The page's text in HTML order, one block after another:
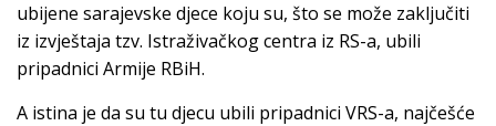
ubijene sarajevske djece koju su, što se može zaključiti
iz izvještaja tzv. Istraživačkog centra iz RS-a, ubili
pripadnici Armije RBiH.
A istina je da su tu djecu ubili pripadnici VRS-a, najčešće